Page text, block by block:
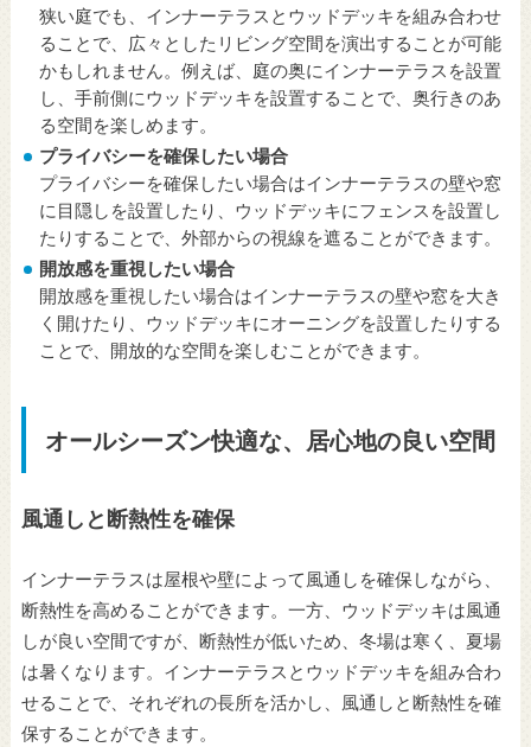
狭い庭でも、インナーテラスとウッドデッキを組み合わせ
ることで、広々としたリビング空間を演出することが可能
かもしれません。例えば、庭の奥にインナーテラスを設置
し、手前側にウッドデッキを設置することで、奥行きのあ
る空間を楽しめます。
プライバシーを確保したい場合
プライバシーを確保したい場合はインナーテラスの壁や窓
に目隠しを設置したり、ウッドデッキにフェンスを設置し
たりすることで、外部からの視線を遮ることができます。
開放感を重視したい場合
開放感を重視したい場合はインナーテラスの壁や窓を大き
く開けたり、ウッドデッキにオーニングを設置したりする
ことで、開放的な空間を楽しむことができます。
オールシーズン快適な、居心地の良い空間
風通しと断熱性を確保
インナーテラスは屋根や壁によって風通しを確保しながら、
断熱性を高めることができます。一方、ウッドデッキは風通
しが良い空間ですが、断熱性が低いため、冬場は寒く、夏場
は暑くなります。インナーテラスとウッドデッキを組み合わ
せることで、それぞれの長所を活かし、風通しと断熱性を確
保することができます。